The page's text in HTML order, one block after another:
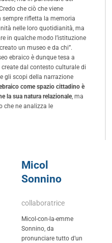
che ciò che viene
rifletta la memoria
nelle loro quotidianità, ma
in qualche modo l’istituzione
un museo e da chi”.
ebraico è dunque tesa a
dal contesto culturale di
gli scopi della narrazione
come spazio cittadino è
la sua natura relazionale, ma
che ne analizza le
Micol
Sonnino
collaboratrice
Micol-con-la-emme
Sonnino, da
pronunciare tutto d’un